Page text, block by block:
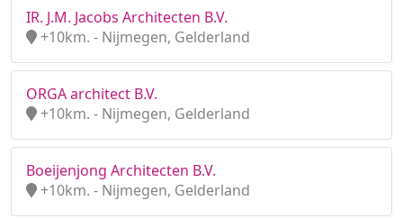
IR. J.M. Jacobs Architecten B.V.
+10km. - Nijmegen, Gelderland
ORGA architect B.V.
+10km. - Nijmegen, Gelderland
Boeijenjong Architecten B.V.
+10km. - Nijmegen, Gelderland